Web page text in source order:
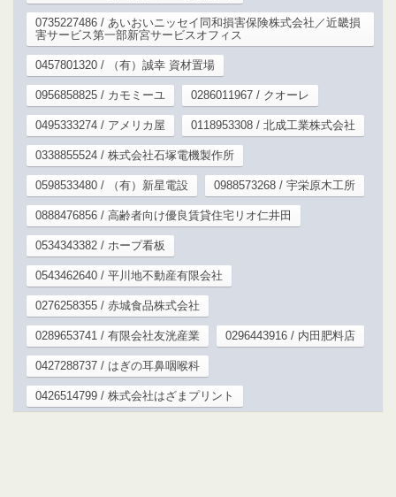
0735227486 / あいおいニッセイ同和損害保険株式会社／近畿損
害サービス第一部新宮サービスオフィス
0457801320 / （有）誠幸 資材置場
0956858825 / カモミーユ 0286011967 / クオーレ
0495333274 / アメリカ屋 0118953308 / 北成工業株式会社
0338855524 / 株式会社石塚電機製作所
0598533480 / （有）新星電設 0988573268 / 宇栄原木工所
0888476856 / 高齢者向け優良賃貸住宅リオ仁井田
0534343382 / ホープ看板
0543462640 / 平川地不動産有限会社
0276258355 / 赤城食品株式会社
0289653741 / 有限会社友洸産業 0296443916 / 内田肥料店
0427288737 / はぎの耳鼻咽喉科
0426514799 / 株式会社はざまプリント